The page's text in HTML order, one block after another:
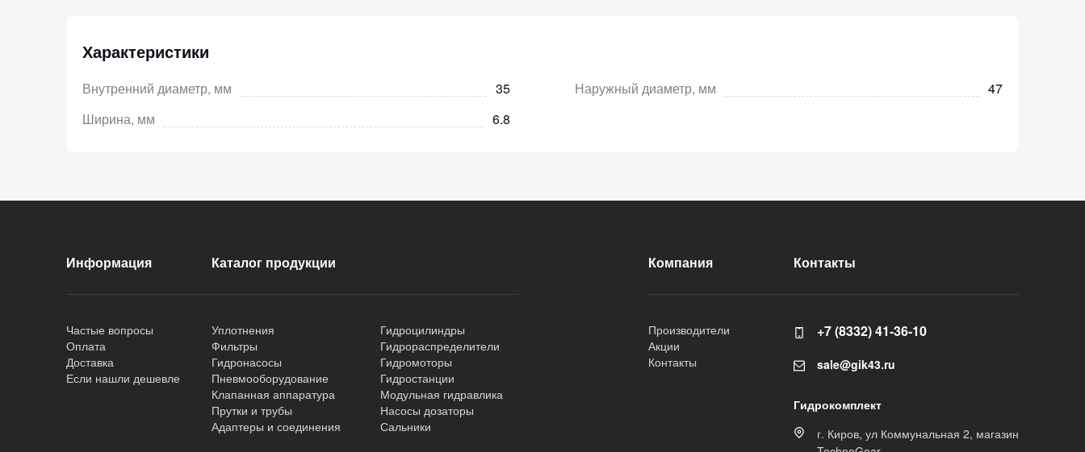
Характеристики
Внутренний диаметр, мм 35 Наружный диаметр, мм
47
Ширина, мм
6.8
Информация
Частые вопросы
Оплата
Доставка
Если нашли дешевле
Каталог продукции
Уплотнения
Гидроцилиндры
Фильтры
Гидрораспределители
Гидронасосы
Гидромоторы
Пневмооборудование
Гидростанции
Клапанная аппаратура
Модульная гидравлика
Прутки и трубы
Насосы дозаторы
Адаптеры и соединения
Сальники
Компания
Производители
Акции
Контакты
Контакты
+7 (8332) 41-36-10
sale@gik43.ru
Гидрокомплект
г. Киров, ул Коммунальная 2, магазин